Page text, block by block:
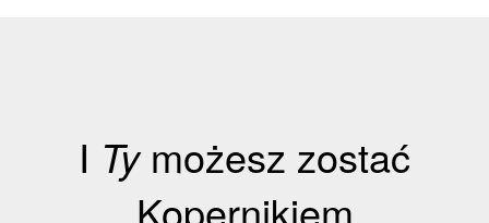
I Tymożesz zostać
Kopernikiem